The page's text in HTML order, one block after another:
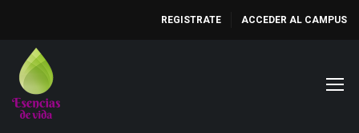
REGISTRATE ACCEDER AL CAMPUS